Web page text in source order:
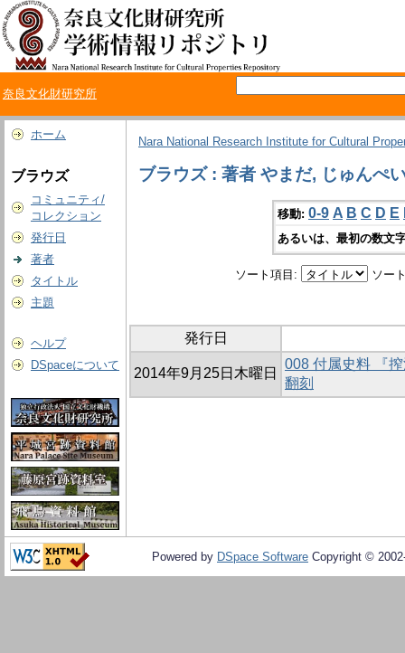
奈良文化財研究所
ホーム
ブラウズ
コミュニティ/
コレクション
発行日
著者
タイトル
主題
ヘルプ
DSpaceについて
Nara National Research Institute for Cultural
ブラウズ : 著者 やまだ, じゅんぺ
移動: 0-9 A B C D E
あるいは、最初の数文
ソート項目: ソー
発行日
2014年9月25日木曜日
008 付属史料 『
翻刻
Powered by DSpace Software Copyright ©